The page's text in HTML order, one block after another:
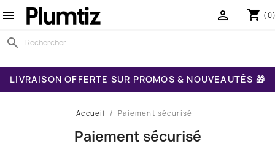
 shopping_cart

search
LIVRAISON OFFERTE SUR PROMOS & NOUVEAUTÉS 🎁
Accueil Paiement sécurisé
Paiement sécurisé